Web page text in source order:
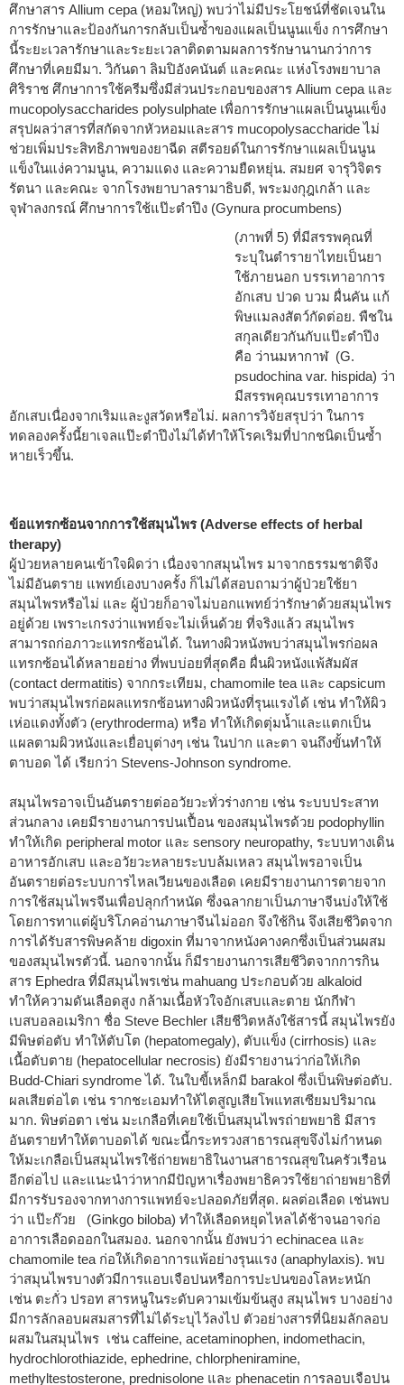
ศึกษาสาร Allium cepa (หอมใหญ่) พบว่าไม่มีประโยชน์ที่ชัดเจนใน
การรักษาและป้องกันการกลับเป็นซ้ำของแผลเป็นนูนแข็ง การศึกษา
นี้ระยะเวลารักษาและระยะเวลาติดตามผลการรักษานานกว่าการ
ศึกษาที่เคยมีมา. วิกันดา ลิมปิอังคนันต์ และคณะ แห่งโรงพยาบาล
ศิริราช ศึกษาการใช้ครีมซึ่งมีส่วนประกอบของสาร Allium cepa และ
mucopolysaccharides polysulphate เพื่อการรักษาแผลเป็นนูนแข็ง
สรุปผลว่าสารที่สกัดจากหัวหอมและสาร mucopolysaccharide ไม่
ช่วยเพิ่มประสิทธิภาพของยาฉีด สตีรอยด์ในการรักษาแผลเป็นนูน
แข็งในแง่ความนูน, ความแดง และความยืดหยุ่น. สมยศ จารุวิจิตร
รัตนา และคณะ จากโรงพยาบาลรามาธิบดี, พระมงกุฎเกล้า และ
จุฬาลงกรณ์ ศึกษาการใช้แป๊ะตำปึง (Gynura procumbens)
(ภาพที่ 5) ที่มีสรรพคุณที่
ระบุในตำรายาไทยเป็นยา
ใช้ภายนอก บรรเทาอาการ
อักเสบ ปวด บวม ผื่นคัน แก้
พิษแมลงสัตว์กัดต่อย. พืชใน
สกุลเดียวกันกับแป๊ะตำปึง
คือ ว่านมหากาฬ (G.
psudochina var. hispida) ว่า
มีสรรพคุณบรรเทาอาการ
อักเสบเนื่องจากเริมและงูสวัดหรือไม่. ผลการวิจัยสรุปว่า ในการ
ทดลองครั้งนี้ยาเจลแป๊ะตำปึงไม่ได้ทำให้โรคเริมที่ปากชนิดเป็นซ้ำ
หายเร็วขึ้น.
ข้อแทรกซ้อนจากการใช้สมุนไพร (Adverse effects of herbal
therapy)
ผู้ป่วยหลายคนเข้าใจผิดว่า เนื่องจากสมุนไพร มาจากธรรมชาติจึง
ไม่มีอันตราย แพทย์เองบางครั้ง ก็ไม่ได้สอบถามว่าผู้ป่วยใช้ยา
สมุนไพรหรือไม่ และ ผู้ป่วยก็อาจไม่บอกแพทย์ว่ารักษาด้วยสมุนไพร
อยู่ด้วย เพราะเกรงว่าแพทย์จะไม่เห็นด้วย ที่จริงแล้ว สมุนไพร
สามารถก่อภาวะแทรกซ้อนได้. ในทางผิวหนังพบว่าสมุนไพรก่อผล
แทรกซ้อนได้หลายอย่าง ที่พบบ่อยที่สุดคือ ผื่นผิวหนังแพ้สัมผัส
(contact dermatitis) จากกระเทียม, chamomile tea และ capsicum
พบว่าสมุนไพรก่อผลแทรกซ้อนทางผิวหนังที่รุนแรงได้ เช่น ทำให้ผิว
เห่อแดงทั้งตัว (erythroderma) หรือ ทำให้เกิดตุ่มน้ำและแตกเป็น
แผลตามผิวหนังและเยื่อบุต่างๆ เช่น ในปาก และตา จนถึงขั้นทำให้
ตาบอด ได้ เรียกว่า Stevens-Johnson syndrome.
สมุนไพรอาจเป็นอันตรายต่ออวัยวะทั่วร่างกาย เช่น ระบบประสาท
ส่วนกลาง เคยมีรายงานการปนเปื้อน ของสมุนไพรด้วย podophyllin
ทำให้เกิด peripheral motor และ sensory neuropathy, ระบบทางเดิน
อาหารอักเสบ และอวัยวะหลายระบบล้มเหลว สมุนไพรอาจเป็น
อันตรายต่อระบบการไหลเวียนของเลือด เคยมีรายงานการตายจาก
การใช้สมุนไพรจีนเพื่อปลุกกำหนัด ซึ่งฉลากยาเป็นภาษาจีนบ่งให้ใช้
โดยการทาแต่ผู้บริโภคอ่านภาษาจีนไม่ออก จึงใช้กิน จึงเสียชีวิตจาก
การได้รับสารพิษคล้าย digoxin ที่มาจากหนังคางคกซึ่งเป็นส่วนผสม
ของสมุนไพรตัวนี้. นอกจากนั้น ก็มีรายงานการเสียชีวิตจากการกิน
สาร Ephedra ที่มีสมุนไพรเช่น mahuang ประกอบด้วย alkaloid
ทำให้ความดันเลือดสูง กล้ามเนื้อหัวใจอักเสบและตาย นักกีฬา
เบสบอลอเมริกา ชื่อ Steve Bechler เสียชีวิตหลังใช้สารนี้ สมุนไพรยัง
มีพิษต่อตับ ทำให้ตับโต (hepatomegaly), ตับแข็ง (cirrhosis) และ
เนื้อตับตาย (hepatocellular necrosis) ยังมีรายงานว่าก่อให้เกิด
Budd-Chiari syndrome ได้. ในใบขี้เหล็กมี barakol ซึ่งเป็นพิษต่อตับ.
ผลเสียต่อไต เช่น รากชะเอมทำให้ไตสูญเสียโพแทสเซียมปริมาณ
มาก. พิษต่อตา เช่น มะเกลือที่เคยใช้เป็นสมุนไพรถ่ายพยาธิ มีสาร
อันตรายทำให้ตาบอดได้ ขณะนี้กระทรวงสาธารณสุขจึงไม่กำหนด
ให้มะเกลือเป็นสมุนไพรใช้ถ่ายพยาธิในงานสาธารณสุขในครัวเรือน
อีกต่อไป และแนะนำว่าหากมีปัญหาเรื่องพยาธิควรใช้ยาถ่ายพยาธิที่
มีการรับรองจากทางการแพทย์จะปลอดภัยที่สุด. ผลต่อเลือด เช่นพบ
ว่า แป๊ะก๊วย (Ginkgo biloba) ทำให้เลือดหยุดไหลได้ช้าจนอาจก่อ
อาการเลือดออกในสมอง. นอกจากนั้น ยังพบว่า echinacea และ
chamomile tea ก่อให้เกิดอาการแพ้อย่างรุนแรง (anaphylaxis). พบ
ว่าสมุนไพรบางตัวมีการแอบเจือปนหรือการปะปนของโลหะหนัก
เช่น ตะกั่ว ปรอท สารหนูในระดับความเข้มข้นสูง สมุนไพร บางอย่าง
มีการลักลอบผสมสารที่ไม่ได้ระบุไว้ลงไป ตัวอย่างสารที่นิยมลักลอบ
ผสมในสมุนไพร เช่น caffeine, acetaminophen, indomethacin,
hydrochlorothiazide, ephedrine, chlorpheniramine,
methyltestosterone, prednisolone และ phenacetin การลอบเจือปน